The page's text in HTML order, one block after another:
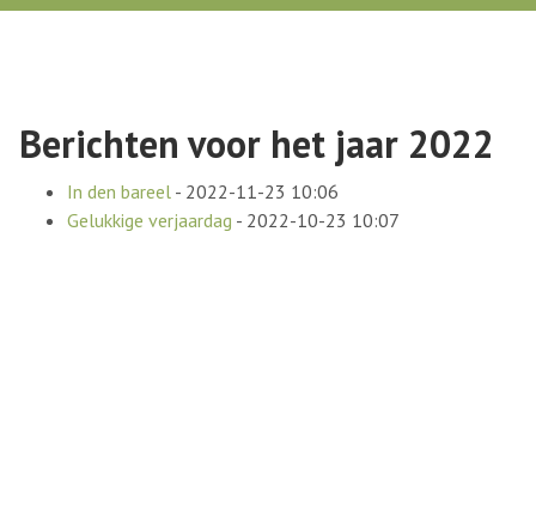
Berichten voor het jaar 2022
In den bareel - 2022-11-23 10:06
Gelukkige verjaardag - 2022-10-23 10:07